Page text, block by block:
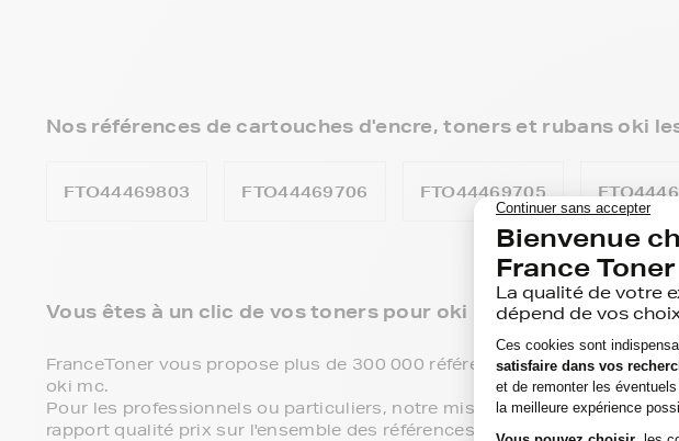
Nos références de cartouches d'encre, toners et rubans oki
FTO44469803 FTO44469706 FTO44469705
Vous êtes à un clic de vos toners pour oki mc au prix le plus
FranceToner vous propose plus de 300 000 références de toners dont
oki mc.
Pour les professionnels ou particuliers, notre mission reste la même
rapport qualité prix sur l'ensemble des références oki mc.